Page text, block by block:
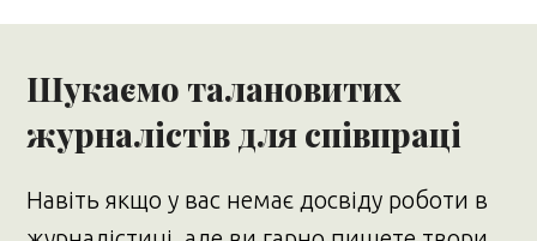
Шукаємо талановитих
журналістів для співпраці
Навіть якщо у вас немає досвіду роботи в